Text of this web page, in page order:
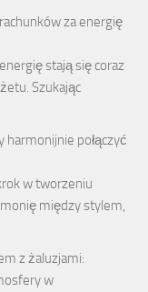
za energię
stają się coraz
Szukając
harmonijnie połączyć
w tworzeniu
między stylem,
z żaluzjami:
w